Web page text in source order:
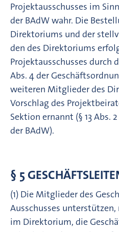
Projektausschusses im
der BAdW wahr. Die
Direktoriums und der
den des Direktoriums
Projektausschusses durch
Abs. 4 der
weiteren Mitglieder des
Vorschlag des
Sektion ernannt (§ 13 Abs.
der BAdW).
§ 5
(1) Die Mitglieder des
Ausschusses
im Direktorium, die